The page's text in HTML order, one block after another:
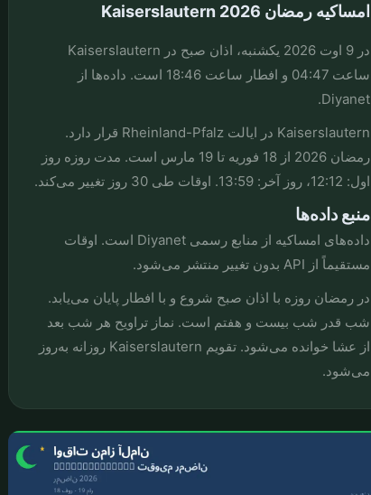
امساکیه رمضان Kaiserslautern 2026
در 9 اوت 2026 یکشنبه، اذان صبح در Kaiserslautern
ساعت 04:47 و افطار ساعت 18:46 است. داده‌ها از
Diyanet.
Kaiserslautern در ایالت Rheinland-Pfalz قرار دارد.
رمضان 2026 از 18 فوریه تا 19 مارس است. مدت روزه روز
اول: 12:12، روز آخر: 13:59. اوقات طی 30 روز تغییر می‌کند.
منبع داده‌ها
داده‌های امساکیه از منابع رسمی Diyanet است. اوقات
مستقیماً از API بدون تغییر منتشر می‌شود.
در رمضان روزه با اذان صبح شروع و با افطار پایان می‌یابد.
شب قدر شب بیست و هفتم است. نماز تراویح هر شب بعد
از عشا خوانده می‌شود. تقویم Kaiserslautern روزانه به‌روز
می‌شود.